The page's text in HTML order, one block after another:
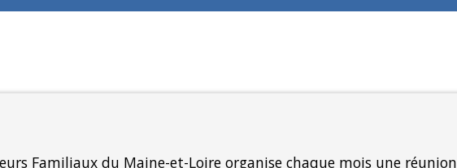
Familiaux du Maine-et-Loire organise chaque mois une réunion